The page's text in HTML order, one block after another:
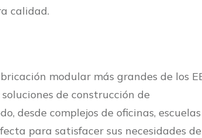
calidad.
modular más grandes de los
de construcción de
desde complejos de oficinas,
para satisfacer sus necesidades de